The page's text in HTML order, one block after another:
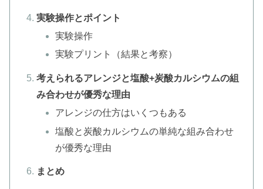
実験操作とポイント
実験操作
実験プリント（結果と考察）
考えられるアレンジと塩酸+炭酸カルシウムの組
み合わせが優秀な理由
アレンジの仕方はいくつもある
塩酸と炭酸カルシウムの単純な組み合わせ
が優秀な理由
まとめ